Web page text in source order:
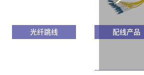
光纤跳线 配线产品